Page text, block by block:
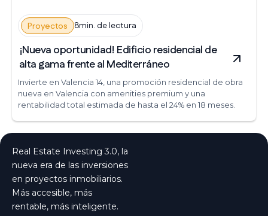
Proyectos 8min. de lectura
¡Nueva oportunidad! Edificio residencial de
alta gama frente al Mediterráneo
Invierte en Valencia 14, una promoción residencial de obra
nueva en Valencia con amenities premium y una
rentabilidad total estimada de hasta el 24% en 18 meses.
Real Estate Investing 3.0, la
nueva era de las inversiones
en proyectos inmobiliarios.
Más accesible, más
rentable, más inteligente.